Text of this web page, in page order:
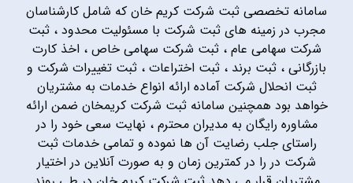
سامانه تخصصی ثبت شرکت کریم خان که شامل کارشناسان
مجرب در زمینه های ثبت شرکت با مسئولیت محدود ، ثبت
شرکت سهامی عام ، ثبت شرکت سهامی خاص ، اخذ کارت
بازرگانی ، ثبت برند ، ثبت اختراعات ، ثبت تغییرات شرکت و
ثبت انحلال شرکت آماده ارائه انواع خدمات به مشتریان
خواهد بود همچنین سامانه ثبت شرکت کریمخان ضمن ارائه
مشاوره رایگان به مدیران محترم ، نهایت سعی خود را در
راستای جلب رضایت آن ها نموده و تمامی خدمات ثبت
شرکت در را در کمترین زمان و به صورت آنلاین در اختیار